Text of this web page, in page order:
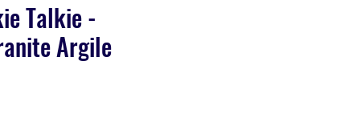
Talkie -
Argile